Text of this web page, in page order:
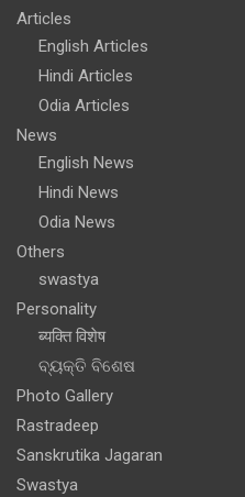
देव
स्नान
Articles
English Articles
Hindi Articles
Odia Articles
News
English News
Hindi News
Odia News
Others
swastya
Personality
ब्यक्ति विशेष
ବ୍ୟକ୍ତି ବିଶେଷ
Photo Gallery
Rastradeep
Sanskrutika Jagaran
Swastya